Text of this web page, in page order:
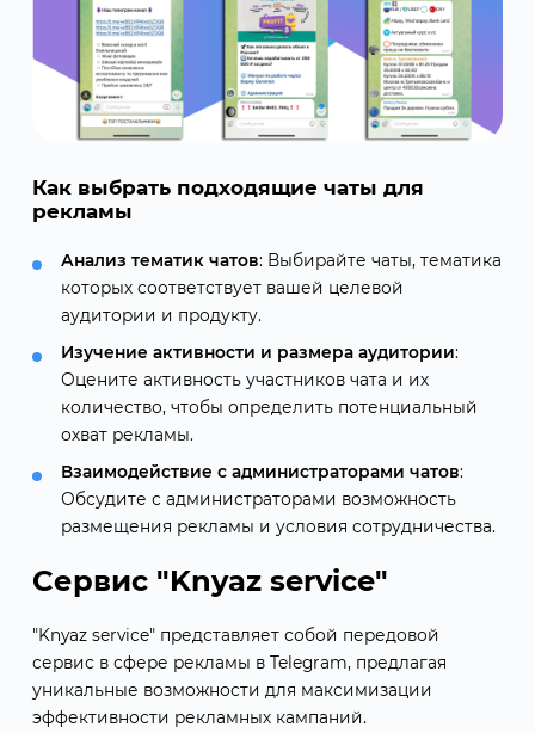
Как выбрать подходящие чаты для
рекламы
Анализ тематик чатов: Выбирайте чаты, тематика
которых соответствует вашей целевой
аудитории и продукту.
Изучение активности и размера аудитории:
Оцените активность участников чата и их
количество, чтобы определить потенциальный
охват рекламы.
Взаимодействие с администраторами чатов:
Обсудите с администраторами возможность
размещения рекламы и условия сотрудничества.
Сервис "Knyaz service"
"Knyaz service" представляет собой передовой
сервис в сфере рекламы в Telegram, предлагая
уникальные возможности для максимизации
эффективности рекламных кампаний.